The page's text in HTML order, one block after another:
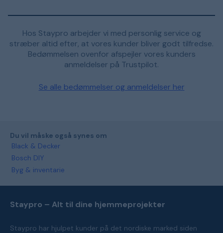
Hos Staypro arbejder vi med personlig service og
stræber altid efter, at vores kunder bliver godt tilfredse.
Bedømmelsen ovenfor afspejler vores kunders
anmeldelser på Trustpilot.
Se alle bedømmelser og anmeldelser her
Du vil måske også synes om
Black & Decker
Bosch DIY
Byg & inventarie
Staypro – Alt til dine hjemmeprojekter
Staypro har hjulpet kunder på det nordiske marked siden